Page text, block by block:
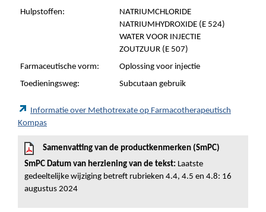
Hulpstoffen:
NATRIUMCHLORIDE
NATRIUMHYDROXIDE (E 524)
WATER VOOR INJECTIE
ZOUTZUUR (E 507)
Farmaceutische vorm:
Oplossing voor injectie
Toedieningsweg:
Subcutaan gebruik
Informatie over Methotrexate op Farmacotherapeutisch
Kompas
Samenvatting van de productkenmerken (SmPC)
SmPC Datum van herziening van de tekst: Laatste
gedeeltelijke wijziging betreft rubrieken 4.4, 4.5 en 4.8: 16
augustus 2024